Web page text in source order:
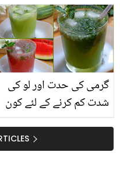
گرمی کی حدت اور لو کی
شدت کم کرنے کے لئے کون
کریں کہ جو توانائی بھی
پہنچائیں اور جسم کو